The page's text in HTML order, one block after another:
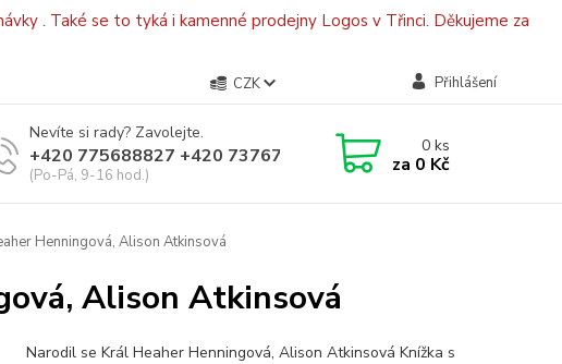
. Také se to tyká i kamenné prodejny Logos v Třinci. Děkujeme za
CZK Přihlášení
Nevíte si rady? Zavolejte.
+420 775688827 +420 737670415
(Po-Pá, 9-16 hod.)
0ks
za 0 Kč
Henningová, Alison Atkinsová
Alison Atkinsová
Narodil se Král Heaher Henningová, Alison Atkinsová Knížka s